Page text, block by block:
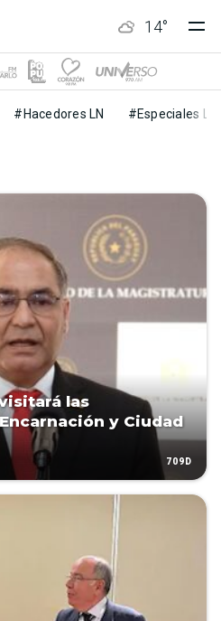
14°
#Hacedores LN #Especiales LN
las
y Ciudad
709D